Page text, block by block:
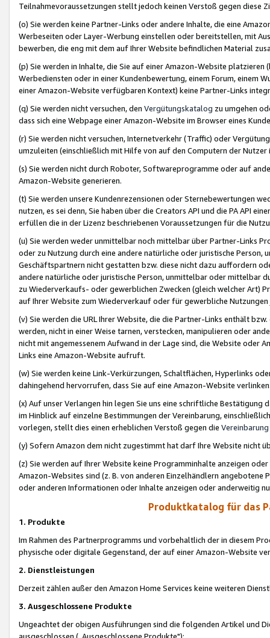
Teilnahmevoraussetzungen stellt jedoch keinen Verstoß gegen diese
(o) Sie werden keine Partner-Links oder andere Inhalte, die eine
Werbeseiten oder Layer-Werbung einstellen oder bereitstellen, mit
bewerben, die eng mit dem auf Ihrer Website befindlichen Material
(p) Sie werden in Inhalte, die Sie auf einer Amazon-Website
Werbediensten oder in einer Kundenbewertung, einem Forum, einem
einer Amazon-Website verfügbaren Kontext) keine Partner-Links
(q) Sie werden nicht versuchen, den Vergütungskatalog zu umgehen
dass sich eine Webpage einer Amazon-Website im Browser eines
(r) Sie werden nicht versuchen, Internetverkehr (Traffic) oder
umzuleiten (einschließlich mit Hilfe von auf den Computern der
(s) Sie werden nicht durch Roboter, Softwareprogramme oder auf
Amazon-Website generieren.
(t) Sie werden unsere Kundenrezensionen oder Sternebewertungen
nutzen, es sei denn, Sie haben über die Creators API und die PA API
erfüllen die in der Lizenz beschriebenen Voraussetzungen für die
(u) Sie werden weder unmittelbar noch mittelbar über Partner-Links
oder zu Nutzung durch eine andere natürliche oder juristische
Geschäftspartnern nicht gestatten bzw. diese nicht dazu auffordern
andere natürliche oder juristische Person, unmittelbar oder mittelbar
zu Wiederverkaufs- oder gewerblichen Zwecken (gleich welcher Art)
auf Ihrer Website zum Wiederverkauf oder für gewerbliche
(v) Sie werden die URL Ihrer Website, die die Partner-Links enthält
werden, nicht in einer Weise tarnen, verstecken, manipulieren oder
nicht mit angemessenem Aufwand in der Lage sind, die Website oder
Links eine Amazon-Website aufruft.
(w) Sie werden keine Link-Verkürzungen, Schaltflächen, Hyperlinks
dahingehend hervorrufen, dass Sie auf eine Amazon-Website
(x) Auf unser Verlangen hin legen Sie uns eine schriftliche
im Hinblick auf einzelne Bestimmungen der Vereinbarung,
vorlegen, stellt dies einen erheblichen Verstoß gegen die Vereinbarung
(y) Sofern Amazon dem nicht zugestimmt hat darf Ihre Website nicht
(z) Sie werden auf Ihrer Website keine Programminhalte anzeigen
Amazon-Websites sind (z. B. von anderen Einzelhändlern
oder anderen Informationen oder Inhalte anzeigen oder anderweitig
Produktkatalog für das
1. Produkte
Im Rahmen des Partnerprogramms und vorbehaltlich der in diesem
physische oder digitale Gegenstand, der auf einer Amazon-Website
2. Dienstleistungen
Derzeit zählen außer den Amazon Home Services keine weiteren
3. Ausgeschlossene Produkte
Ungeachtet der obigen Ausführungen sind die folgenden Artikel und